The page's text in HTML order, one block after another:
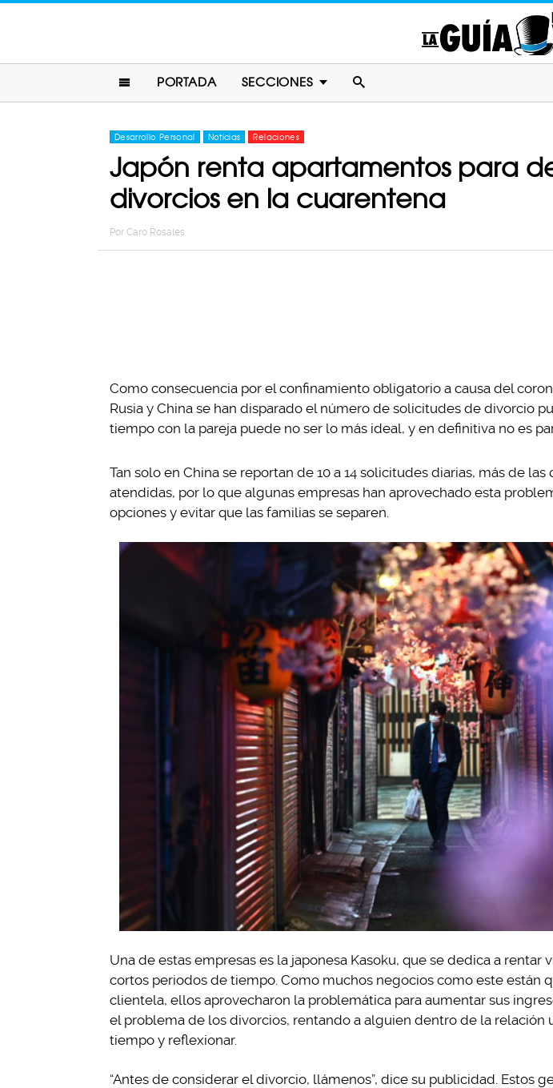
PORTADA SECCIONES
Desarrollo Personal Noticias Relaciones
Japón renta apartamentos para
divorcios en la cuarentena
Por Caro Rosales
Como consecuencia por el confinamiento obligatorio a causa del
Rusia y China se han disparado el número de solicitudes de divorcio
tiempo con la pareja puede no ser lo más ideal, y en definitiva no es
Tan solo en China se reportan de 10 a 14 solicitudes diarias, más de
atendidas, por lo que algunas empresas han aprovechado esta
opciones y evitar que las familias se separen.
Una de estas empresas es la japonesa Kasoku, que se dedica a rentar
cortos periodos de tiempo. Como muchos negocios como este están
clientela, ellos aprovecharon la problemática para aumentar sus
el problema de los divorcios, rentando a alguien dentro de la relación
tiempo y reflexionar.
“Antes de considerar el divorcio, llámenos”, dice su publicidad. Estos